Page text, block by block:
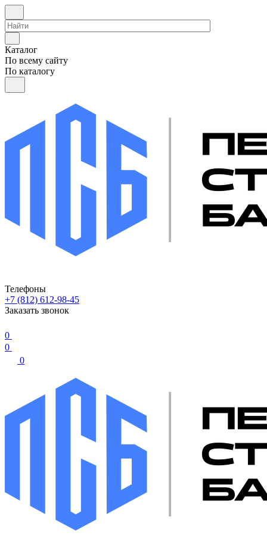
Каталог
По всему сайту
По каталогу
Телефоны
+7 (812) 612-98-45
Заказать звонок
0
0
0